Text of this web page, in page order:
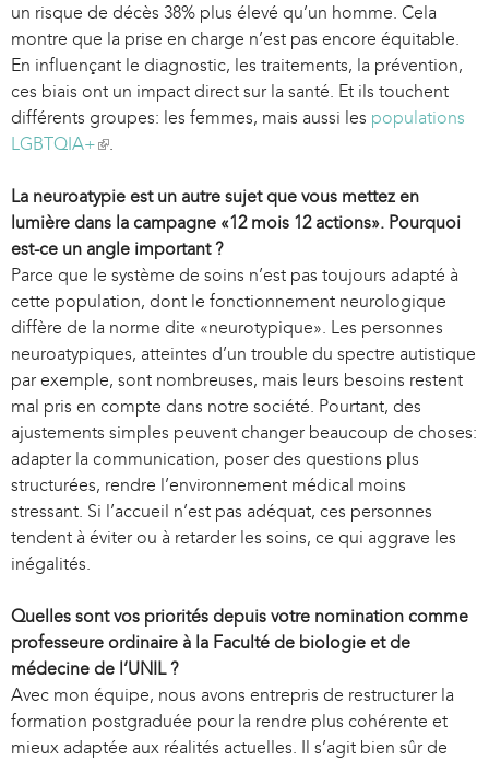
un risque de décès 38% plus élevé qu’un homme. Cela
montre que la prise en charge n’est pas encore équitable.
En influençant le diagnostic, les traitements, la prévention,
ces biais ont un impact direct sur la santé. Et ils touchent
différents groupes: les femmes, mais aussi les populations
LGBTQIA+(
i
n
k
i
s
e
x
t
e
r
n
a
l
)
La neuroatypie est un autre sujet que vous mettez en
lumière dans la campagne «12 mois 12 actions». Pourquoi
est-ce un angle important ?
Parce que le système de soins n’est pas toujours adapté à
cette population, dont le fonctionnement neurologique
diffère de la norme dite «neurotypique». Les personnes
neuroatypiques, atteintes d’un trouble du spectre autistique
par exemple, sont nombreuses, mais leurs besoins restent
mal pris en compte dans notre société. Pourtant, des
ajustements simples peuvent changer beaucoup de choses:
adapter la communication, poser des questions plus
structurées, rendre l’environnement médical moins
stressant. Si l’accueil n’est pas adéquat, ces personnes
tendent à éviter ou à retarder les soins, ce qui aggrave les
inégalités.
Quelles sont vos priorités depuis votre nomination comme
professeure ordinaire à la Faculté de biologie et de
médecine de l’UNIL ?
Avec mon équipe, nous avons entrepris de restructurer la
formation postgraduée pour la rendre plus cohérente et
mieux adaptée aux réalités actuelles. Il s’agit bien sûr de